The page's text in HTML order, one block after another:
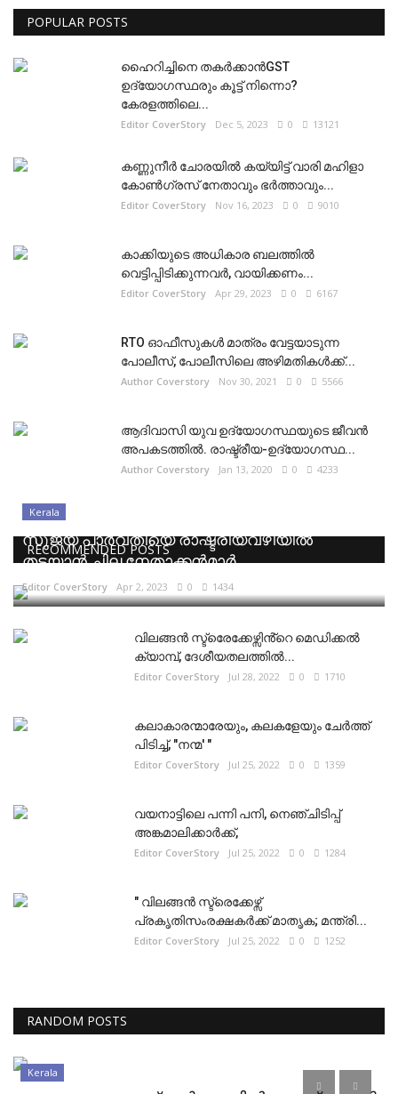
POPULAR POSTS
ഹൈറിച്ചിനെ തകർക്കാൻGST
ഉദ്യോഗസ്ഥരും കൂട്ട് നിന്നൊ?
കേരളത്തിലെ...
Editor CoverStory Dec 5, 2023 0 13121
കണ്ണുനീർ ചോരയിൽ കയ്യിട്ട് വാരി മഹിളാ
കോൺഗ്രസ് നേതാവും ഭർത്താവും...
Editor CoverStory Nov 16, 2023 0 9010
കാക്കിയുടെ അധികാര ബലത്തിൽ
വെട്ടിപ്പിടിക്കുന്നവർ, വായിക്കണം...
Editor CoverStory Apr 29, 2023 0 6167
RTO ഓഫീസുകൾ മാത്രം വേട്ടയാടുന്ന
പോലീസ്, പോലീസിലെ അഴിമതികൾക്ക്...
Author Coverstory Nov 30, 2021 0 5566
ആദിവാസി യുവ ഉദ്യോഗസ്ഥയുടെ ജീവൻ
അപകടത്തിൽ. രാഷ്ട്രീയ-ഉദ്യോഗസ്ഥ...
Author Coverstory Jan 13, 2020 0 4233
RECOMMENDED POSTS
Kerala
സുജയ പാർവതിയെ രാഷ്ട്രീയവഴിയിൽ
തടയാൻ ചില നേതാക്കൻമാർ
Editor CoverStory Apr 2, 2023 0 1434
വിലങ്ങൻ സ്ട്രെേക്കേഴ്സിൻ്റെ മെഡിക്കൽ
ക്യാമ്പ്, ദേശീയതലത്തിൽ...
Editor CoverStory Jul 28, 2022 0 1710
കലാകാരന്മാരേയും, കലകളേയും ചേർത്ത്
പിടിച്ച്, "നന്മ' "
Editor CoverStory Jul 25, 2022 0 1359
വയനാട്ടിലെ പന്നി പനി, നെഞ്ചിടിപ്പ്
അങ്കമാലിക്കാർക്ക്,
Editor CoverStory Jul 25, 2022 0 1284
" വിലങ്ങൻ സ്ട്രെക്കേഴ്സ്
പ്രകൃതിസംരക്ഷകർക്ക് മാതൃക; മന്ത്രി...
Editor CoverStory Jul 25, 2022 0 1252
RANDOM POSTS
Kerala